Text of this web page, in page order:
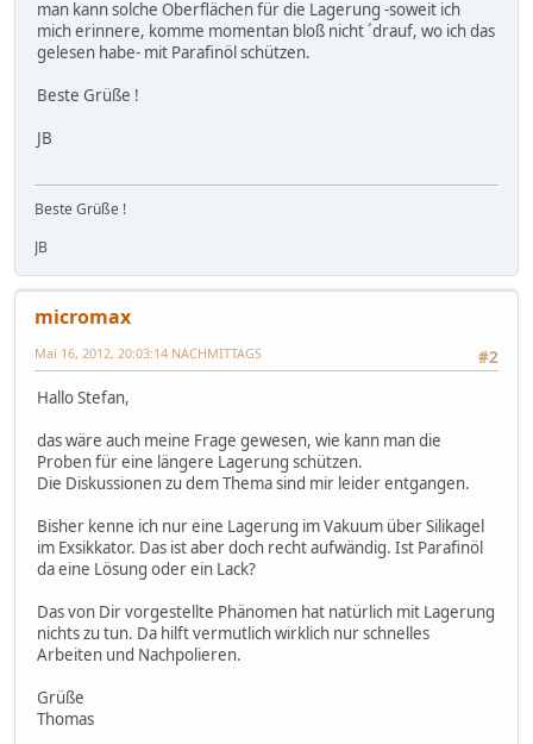
man kann solche Oberflächen für die Lagerung -soweit ich
mich erinnere, komme momentan bloß nicht ´drauf, wo ich das
gelesen habe- mit Parafinöl schützen.
Beste Grüße !
JB
Beste Grüße !
JB
micromax
#2
Mai 16, 2012, 20:03:14 NACHMITTAGS
Hallo Stefan,
das wäre auch meine Frage gewesen, wie kann man die
Proben für eine längere Lagerung schützen.
Die Diskussionen zu dem Thema sind mir leider entgangen.
Bisher kenne ich nur eine Lagerung im Vakuum über Silikagel
im Exsikkator. Das ist aber doch recht aufwändig. Ist Parafinöl
da eine Lösung oder ein Lack?
Das von Dir vorgestellte Phänomen hat natürlich mit Lagerung
nichts zu tun. Da hilft vermutlich wirklich nur schnelles
Arbeiten und Nachpolieren.
Grüße
Thomas